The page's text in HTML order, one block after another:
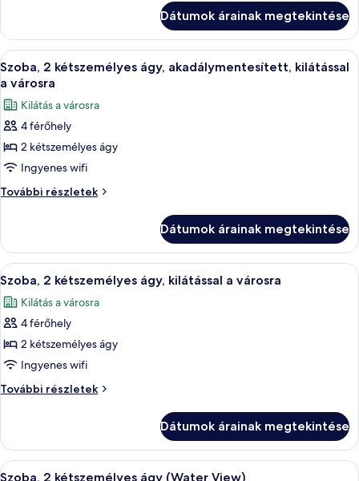
kétszemélyes
ágy
további
részletei
Dátumok árainak megtekintése
A
következő
szoba
összes
képének
megtekintése:
Szoba,
2
akadálymentesített,
kilátással
a
városra
Egy modern fürőszoba, amelyben
3
Szoba, 2 kétszemélyes ágy, akadálymentesített, kilátással
a városra
Kilátás a városra
4 férőhely
2 kétszemélyes ágy
Ingyenes wifi
További részletek
Szoba,
akadálymentesített,
kilátással
a
további
részletei
Dátumok árainak megtekintése
A
következő
szoba
összes
képének
megtekintése:
Szoba,
2
ágy,
kilátással
a
Egy modern fürőszoba, amelyben
2
Szoba, 2 kétszemélyes ágy, kilátással a városra
Kilátás a városra
4 férőhely
2 kétszemélyes ágy
Ingyenes wifi
További részletek
Szoba,
kilátással
városra
Dátumok árainak megtekintése
A
Egy modern fürőszoba, amelyben
2
Szoba, 2 kétszemélyes ágy (Water View)